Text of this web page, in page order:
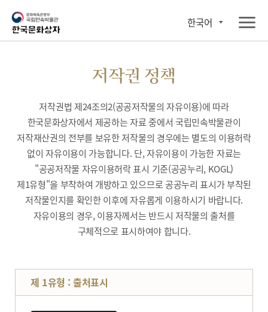
한국어
저작권 정책
저작권법 제24조의2(공공저작물의 자유이용)에 따라
한국문화상자에서 제공하는 자료 중에서 국립민속박물관이
저작재산권의 전부를 보유한 저작물의 경우에는 별도의 이용허락
없이 자유이용이 가능합니다. 단, 자유이용이 가능한 자료는
"공공저작물 자유이용허락 표시 기준(공공누리, KOGL)
제1유형"을 부착하여 개방하고 있으므로 공공누리 표시가 부착된
저작물인지를 확인한 이후에 자유롭게 이용하시기 바랍니다.
자유이용의 경우, 이용자께서는 반드시 저작물의 출처를
구체적으로 표시하여야 합니다.
제 1유형 : 출처표시